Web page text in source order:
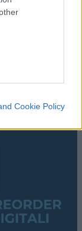
Cookie Policy